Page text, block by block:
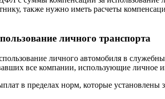
также нужно иметь расчеты
личного транспорта
личного автомобиля в
все компании, использующие личное
в пределах норм, которые